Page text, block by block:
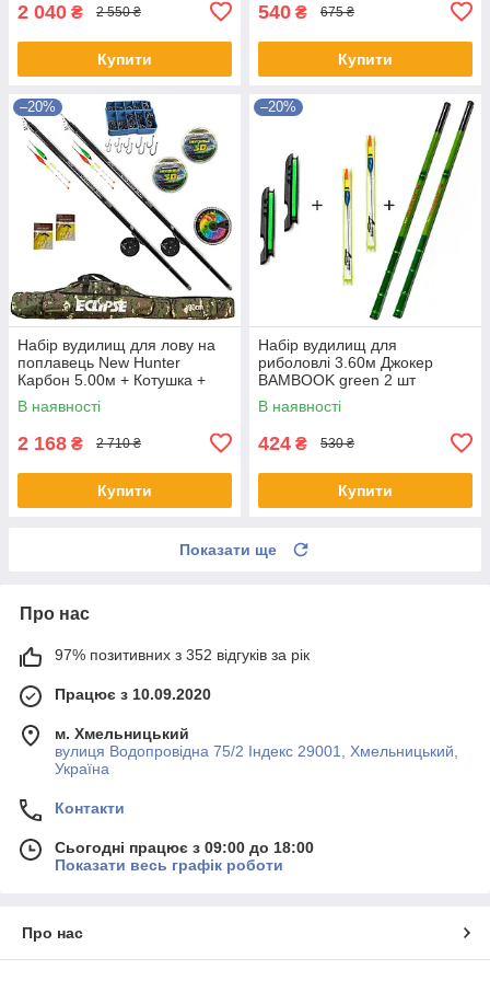
2 040 ₴ 2 550 ₴
Купити
540 ₴ 675 ₴
Купити
–20%
Набір вудилищ для лову на
поплавець New Hunter
Карбон 5.00м + Котушка +
Чохол + волосінь 3D 0,20мм
100m
В наявності
2 168 ₴ 2 710 ₴
Купити
–20%
Набір вудилищ для
риболовлі 3.60м Джокер
BAMBOOK green 2 шт
Мотовило та Поплавець
В наявності
424 ₴ 530 ₴
Купити
Показати ще
Про нас
97% позитивних з 352 відгуків за рік
Працює з 10.09.2020
м. Хмельницький
вулиця Водопровідна 75/2 Індекс 29001, Хмельницький,
Україна
Контакти
Сьогодні працює з 09:00 до 18:00
Показати весь графік роботи
Про нас